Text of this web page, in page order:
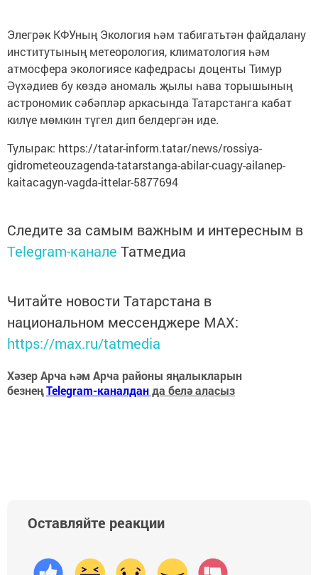
Элегрәк КФУның Экология һәм табигатьтән файдалану
институтының метеорология, климатология һәм
атмосфера экологиясе кафедрасы доценты Тимур
Әүхәдиев бу көздә аномаль җылы һава торышының
астрономик сәбәпләр аркасында Татарстанга кабат
килүе мөмкин түгел дип белдергән иде.
Тулырак: https://tatar-inform.tatar/news/rossiya-
gidrometeouzagenda-tatarstanga-abilar-cuagy-ailanep-
kaitacagyn-vagda-ittelar-5877694
Следите за самым важным и интересным в
Telegram-канале Татмедиа
Читайте новости Татарстана в
национальном мессенджере MАХ:
https://max.ru/tatmedia
Хәзер Арча һәм Арча районы яңалыкларын
безнеңTelegram-каналданда белә аласыз
Оставляйте реакции